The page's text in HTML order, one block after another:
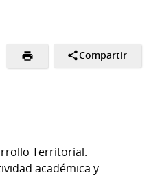
Compartir
Territorial.
académica y